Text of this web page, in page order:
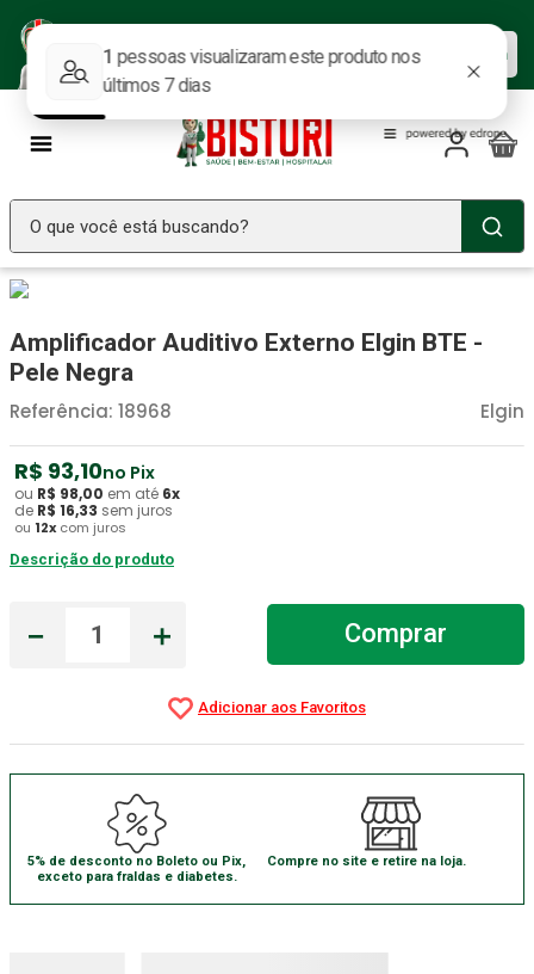
ofertas.
Baixar agora
O que você está buscando?
Amplificador Auditivo Externo Elgin BTE -
Pele Negra
Elgin
Referência: 18968
R$ 93,10no Pix
ou R$ 98,00 em até 6x
de R$ 16,33 sem juros
ou 12x com juros
Descrição do produto
＋
－ Comprar
5% de desconto no Boleto ou Pix,
exceto para fraldas e diabetes.
Compre no site e retire na loja.
2º Fralda Geriatrica
3º Luva Latex
4º Estetoscopio Littmann
5 º Littmann
6º Absorvente Geriatrico
7º Gaze Esteril